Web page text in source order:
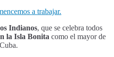
a trabajar.
Indianos, que se celebra todos
la Isla Bonita como el mayor de